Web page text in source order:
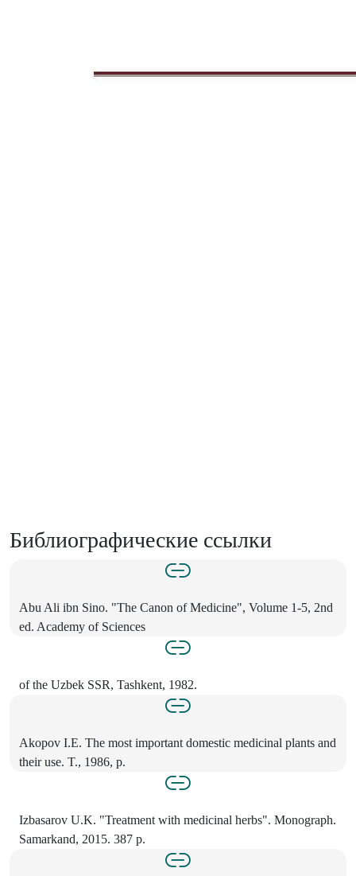
Библиографические ссылки
Abu Ali ibn Sino. "The Canon of Medicine", Volume 1-5, 2nd
ed. Academy of Sciences
of the Uzbek SSR, Tashkent, 1982.
Akopov I.E. The most important domestic medicinal plants and
their use. T., 1986, p.
Izbasarov U.K. "Treatment with medicinal herbs". Monograph.
Samarkand, 2015. 387 p.